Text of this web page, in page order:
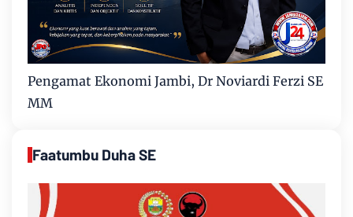
Pengamat Ekonomi Jambi, Dr Noviardi Ferzi SE
MM
Faatumbu Duha SE